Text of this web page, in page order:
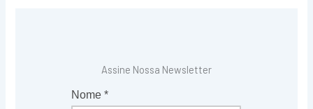
Assine Nossa Newsletter